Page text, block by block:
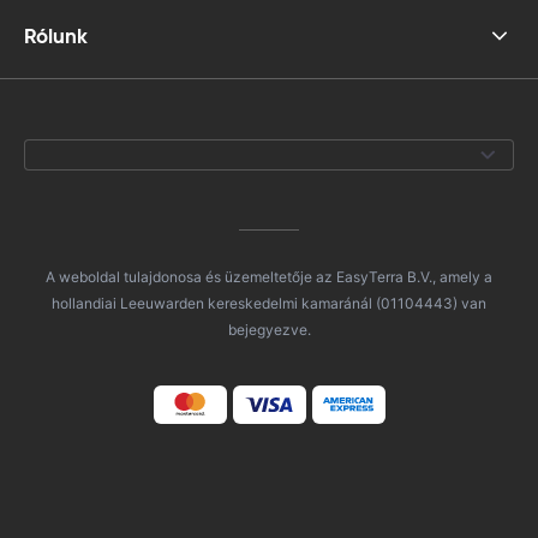
Rólunk
A weboldal tulajdonosa és üzemeltetője az EasyTerra B.V., amely a
hollandiai Leeuwarden kereskedelmi kamaránál (01104443) van
bejegyezve.